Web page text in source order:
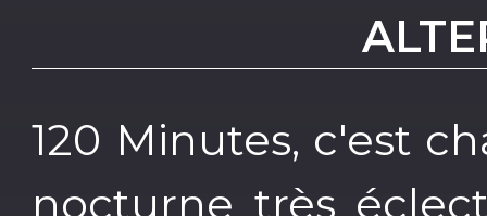
120 Minutes, c'est
nocturne très